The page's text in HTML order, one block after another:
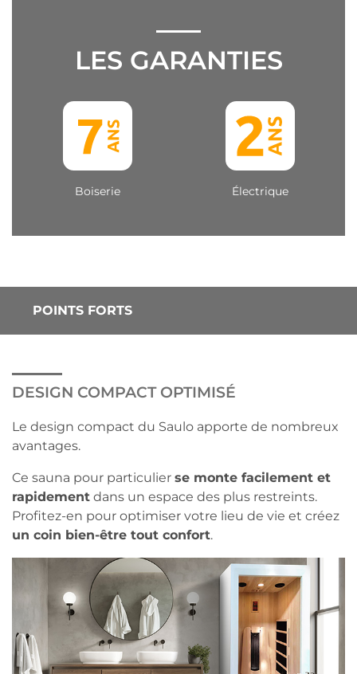
LES GARANTIES
Boiserie Électrique
POINTS FORTS
DESIGN COMPACT OPTIMISÉ
Le design compact du Saulo apporte de nombreux
avantages.
Ce sauna pour particulier se monte facilement et
rapidement dans un espace des plus restreints.
Profitez-en pour optimiser votre lieu de vie et créez
un coin bien-être tout confort.